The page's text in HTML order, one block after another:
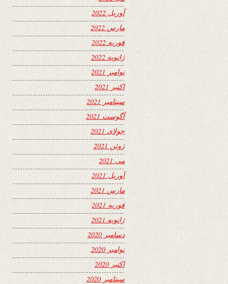
آوریل 2022
مارس 2022
فوریه 2022
ژانویه 2022
نوامبر 2021
اکتبر 2021
سپتامبر 2021
آگوست 2021
جولای 2021
ژوئن 2021
می 2021
آوریل 2021
مارس 2021
فوریه 2021
ژانویه 2021
دسامبر 2020
نوامبر 2020
اکتبر 2020
سپتامبر 2020